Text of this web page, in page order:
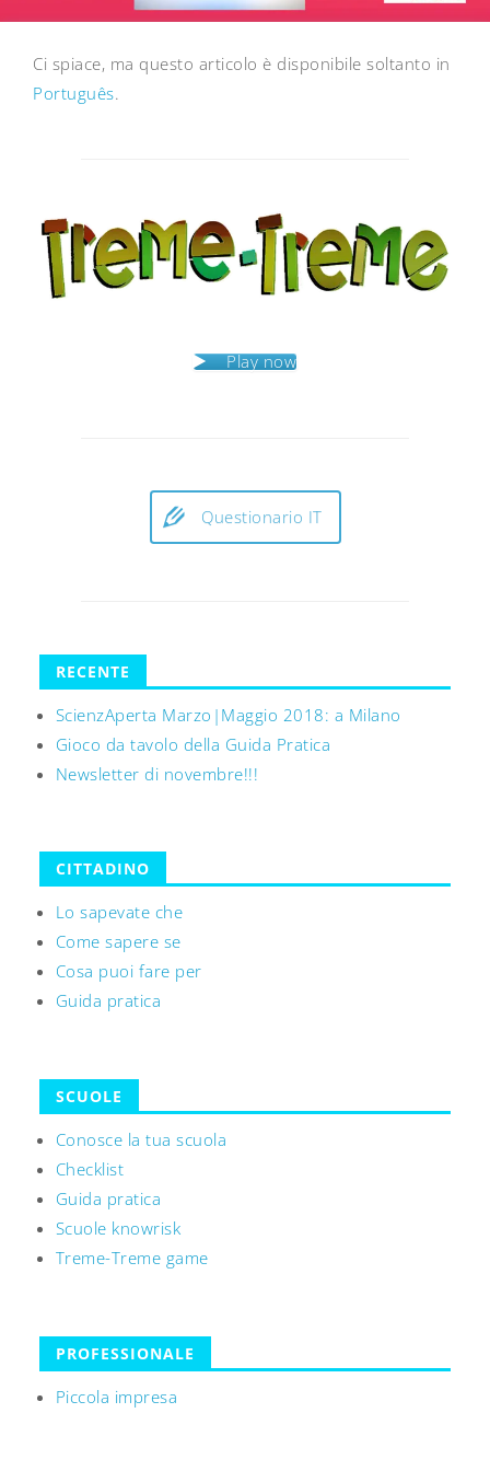
Ci spiace, ma questo articolo è disponibile soltanto in
Português.
Play now
Questionario IT
RECENTE
ScienzAperta Marzo|Maggio 2018: a Milano
Gioco da tavolo della Guida Pratica
Newsletter di novembre!!!
CITTADINO
Lo sapevate che
Come sapere se
Cosa puoi fare per
Guida pratica
SCUOLE
Conosce la tua scuola
Checklist
Guida pratica
Scuole knowrisk
Treme-Treme game
PROFESSIONALE
Piccola impresa